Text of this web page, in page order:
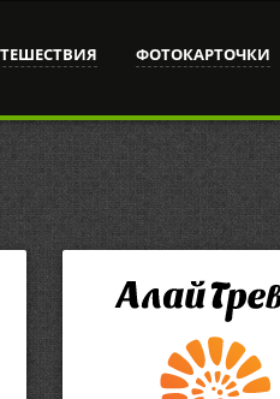
ФОТОКАРТОЧКИ